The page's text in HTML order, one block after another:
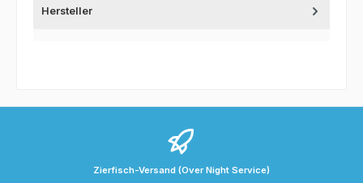
Hersteller
Zierfisch-Versand (Over Night Service)